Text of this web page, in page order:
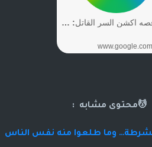
💆محتوى مشابه :
الشرطة… وما طلعوا منه نفس الناس